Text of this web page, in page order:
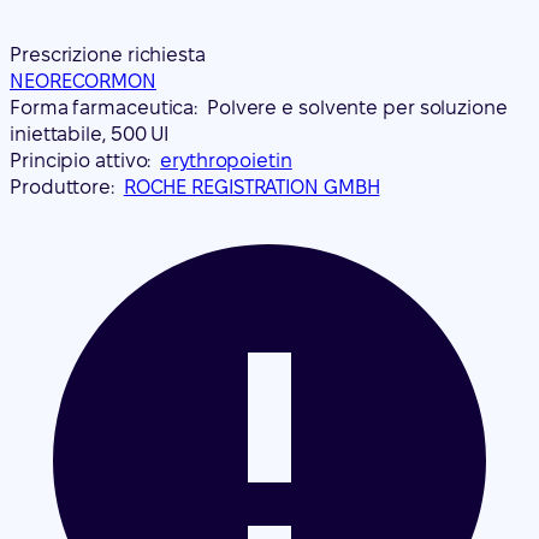
Prescrizione richiesta
NEORECORMON
Forma farmaceutica: Polvere e solvente per soluzione
iniettabile, 500 UI
Principio attivo: erythropoietin
Produttore: ROCHE REGISTRATION GMBH